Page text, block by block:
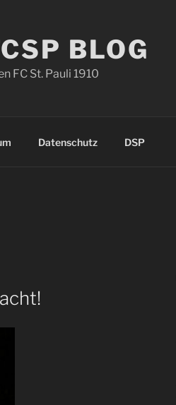
BLOG
FC St. Pauli 1910
Datenschutz DSP